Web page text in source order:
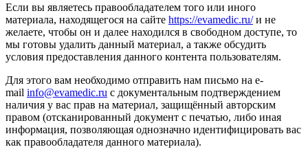
Если вы являетесь правообладателем того или иного
материала, находящегося на сайте https://evamedic.ru/и не
желаете, чтобы он и далее находился в свободном доступе, то
мы готовы удалить данный материал, а также обсудить
условия предоставления данного контента пользователям.
Для этого вам необходимо отправить нам письмо на e-
mail info@evamedic.ru с документальным подтверждением
наличия у вас прав на материал, защищённый авторским
правом (отсканированный документ с печатью, либо иная
информация, позволяющая однозначно идентифицировать вас
как правообладателя данного материала).